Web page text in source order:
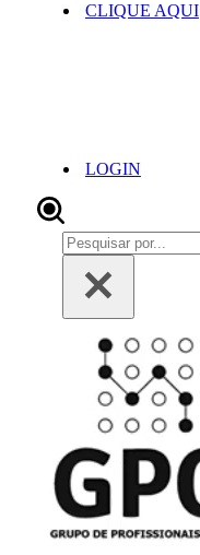
CLIQUE AQUI
LOGIN
Pesquisar
por...